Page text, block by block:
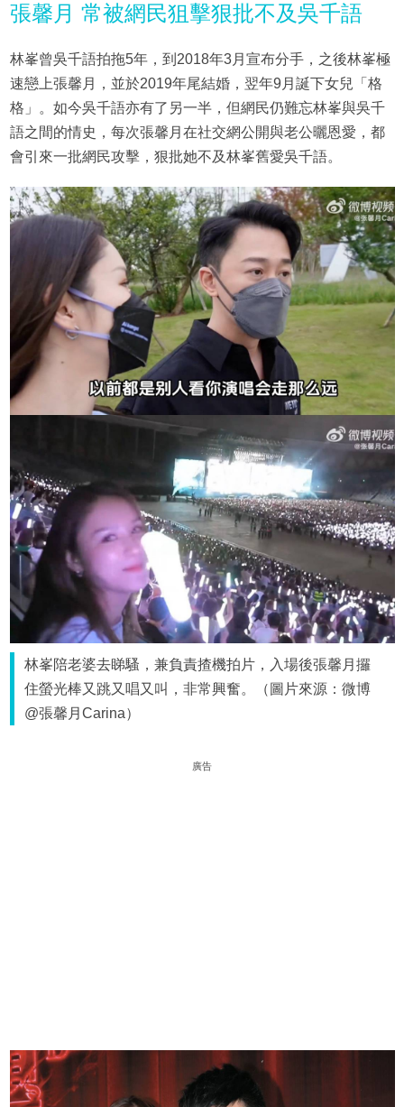
張馨月 常被網民狙擊狠批不及吳千語
林峯曾吳千語拍拖5年，到2018年3月宣布分手，之後林峯極
速戀上張馨月，並於2019年尾結婚，翌年9月誕下女兒「格
格」。如今吳千語亦有了另一半，但網民仍難忘林峯與吳千
語之間的情史，每次張馨月在社交網公開與老公曬恩愛，都
會引來一批網民攻擊，狠批她不及林峯舊愛吳千語。
林峯陪老婆去睇騷，兼負責揸機拍片，入場後張馨月攞
住螢光棒又跳又唱又叫，非常興奮。（圖片來源：微博
@張馨月Carina）
廣告